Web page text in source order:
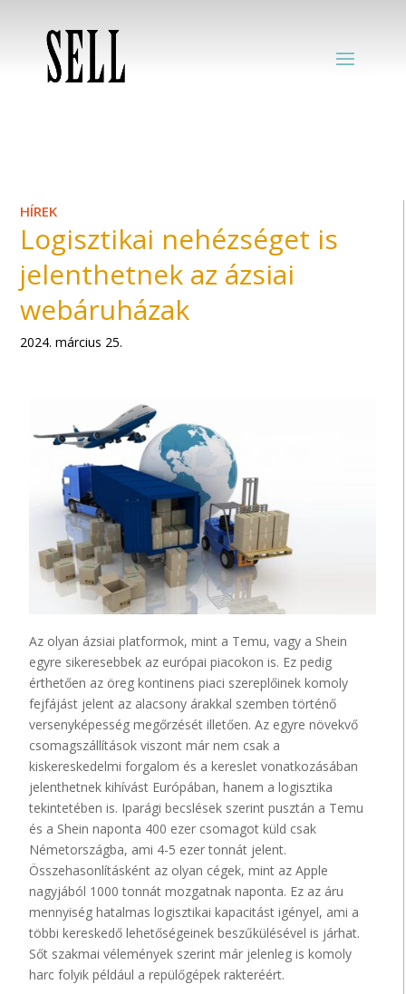
HÍREK
Logisztikai nehézséget is
jelenthetnek az ázsiai
webáruházak
2024. március 25.
Az olyan ázsiai platformok, mint a Temu, vagy a Shein
egyre sikeresebbek az európai piacokon is. Ez pedig
érthetően az öreg kontinens piaci szereplőinek komoly
fejfájást jelent az alacsony árakkal szemben történő
versenyképesség megőrzését illetően. Az egyre növekvő
csomagszállítások viszont már nem csak a
kiskereskedelmi forgalom és a kereslet vonatkozásában
jelenthetnek kihívást Európában, hanem a logisztika
tekintetében is. Iparági becslések szerint pusztán a Temu
és a Shein naponta 400 ezer csomagot küld csak
Németországba, ami 4-5 ezer tonnát jelent.
Összehasonlításként az olyan cégek, mint az Apple
nagyjából 1000 tonnát mozgatnak naponta. Ez az áru
mennyiség hatalmas logisztikai kapacitást igényel, ami a
többi kereskedő lehetőségeinek beszűkülésével is járhat.
Sőt szakmai vélemények szerint már jelenleg is komoly
harc folyik például a repülőgépek rakteréért.